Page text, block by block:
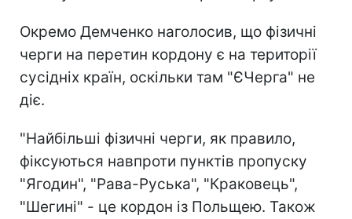
Окремо Демченко наголосив, що фізичні
черги на перетин кордону є на території
сусідніх країн, оскільки там "ЄЧерга" не
діє.
"Найбільші фізичні черги, як правило,
фіксуються навпроти пунктів пропуску
"Ягодин", "Рава-Руська", "Краковець",
"Шегині" - це кордон із Польщею. Також